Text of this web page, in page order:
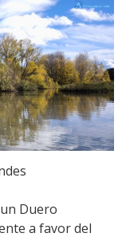
Duero
a favor del